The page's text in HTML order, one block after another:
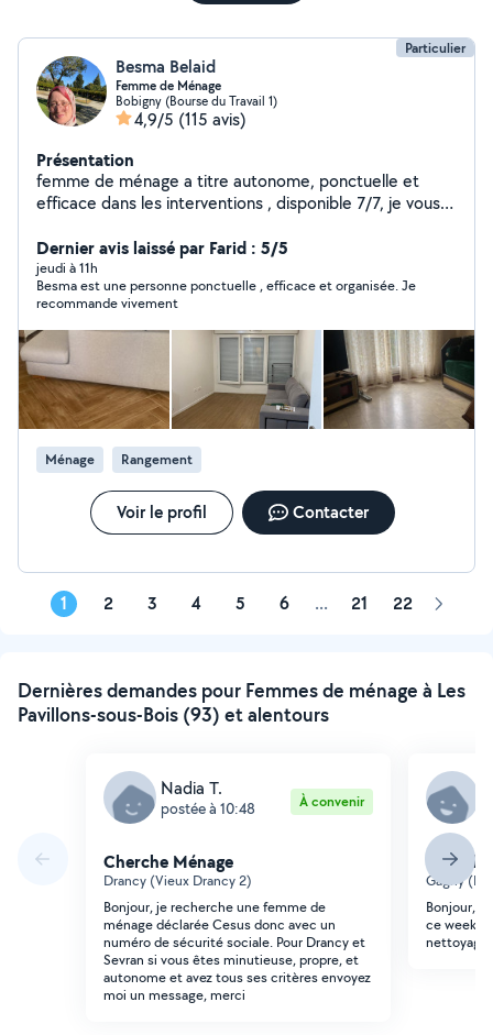
Particulier
Besma Belaid
Femme de Ménage
Bobigny (Bourse du Travail 1)
4,9/5 (115 avis)
Présentation
femme de ménage a titre autonome, ponctuelle et
efficace dans les interventions , disponible 7/7, je vous
Nettoyage à domicile. Nettoyage des Airbnb.
Nettoyage en profondeur ou léger. Nettoyage
occasionnel ou régulier. Nettoyage des canapés
Repassage. N'hésitez pas à me contacter.
Dernier avis laissé par Farid : 5/5
jeudi à 11h
Besma est une personne ponctuelle , efficace et organisée. Je
recommande vivement
Ménage Rangement
Voir le profil Contacter
1 2 3 4 5 6 ... 21 22 Page
Dernières demandes pour Femmes de ménage à Les
Pavillons-sous-Bois (93) et alentours
Nadia T.
postée à 10:48 À convenir
Cherche Ménage
Drancy (Vieux Drancy 2)
Bonjour, je recherche une femme de
ménage déclarée Cesus donc avec un
numéro de sécurité sociale. Pour Drancy et
Sevran si vous êtes minutieuse, propre, et
autonome et avez tous ses critères envoyez
moi un message, merci
Gagny
Bonjour,
ce week-
nettoyage